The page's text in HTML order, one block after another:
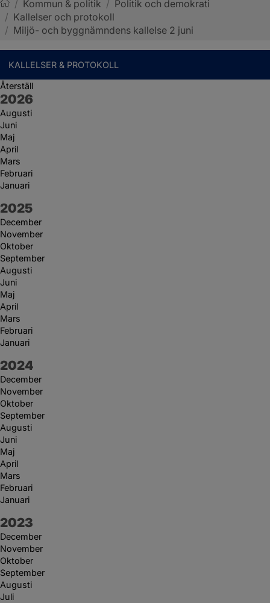
Sotenäs kommun
/ Kommun & politik / Politik och demokrati
/ Kallelser och protokoll
/ Miljö- och byggnämndens kallelse 2 juni
KALLELSER & PROTOKOLL
Återställ
År:
2026
Augusti
Juni
Maj
April
Mars
Februari
Januari
År:
2025
December
November
Oktober
September
Augusti
Juni
Maj
April
Mars
Februari
Januari
År:
2024
December
November
Oktober
September
Augusti
Juni
Maj
April
Mars
Februari
Januari
År:
2023
December
November
Oktober
September
Augusti
Juli